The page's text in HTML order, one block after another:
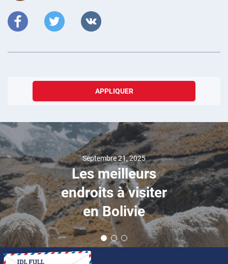
APPLIQUER
Septembre 21, 2025
Les meilleurs
endroits à visiter
en Bolivie